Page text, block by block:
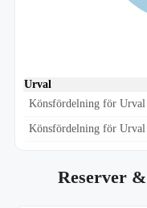
Urval
Könsfördelning för Urval
Könsfördelning för Urval
Reserver